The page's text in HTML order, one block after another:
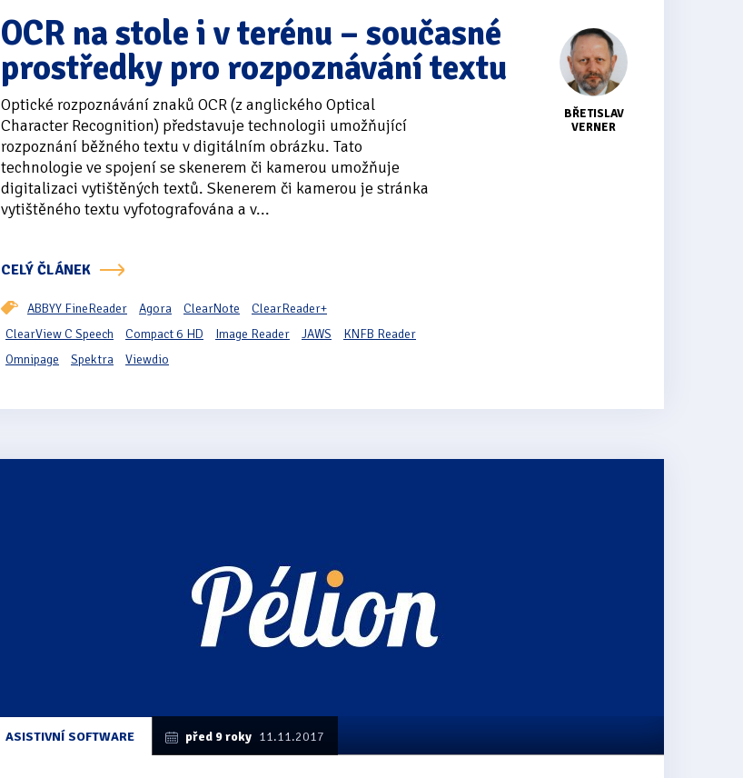
BŘETISLAV
VERNER
OCR na stole i v terénu – současné
prostředky pro rozpoznávání textu
Optické rozpoznávání znaků OCR (z anglického Optical
Character Recognition) představuje technologii umožňující
rozpoznání běžného textu v digitálním obrázku. Tato
technologie ve spojení se skenerem či kamerou umožňuje
digitalizaci vytištěných textů. Skenerem či kamerou je stránka
vytištěného textu vyfotografována a v...
CELÝ ČLÁNEK
ABBYY FineReader Agora ClearNote
ClearReader+
ClearView C Speech
Compact 6 HD Image Reader JAWS
KNFB Reader
Omnipage
Spektra Viewdio
ASISTIVNÍ SOFTWARE před 9 roky 11.11.2017